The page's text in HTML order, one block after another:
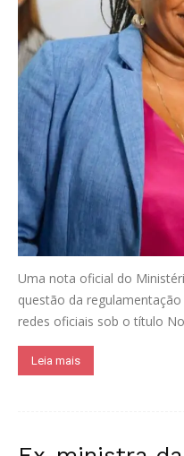
Uma nota oficial do
questão da
redes oficiais sob o título
Leia mais